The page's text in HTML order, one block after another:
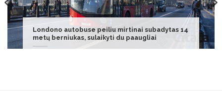
Karas Ukrainoje. CNN: po sankcijų paskelbimo
Rusijos derybininkas atvyko į JAV